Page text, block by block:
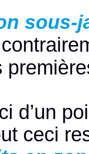
sous-
d’un
ceci